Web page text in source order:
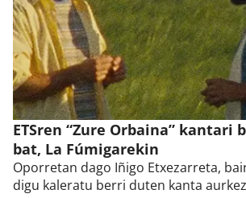
ETSren “Zure Orbaina” kantari
bat, La Fúmigarekin
Oporretan dago Iñigo Etxezarreta,
digu kaleratu berri duten kanta